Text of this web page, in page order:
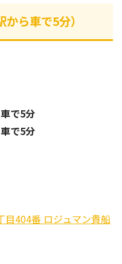
ら車で5分）
で5分
で5分
目404番 ロジュマン貴船